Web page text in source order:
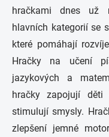
hračkami dnes už
hlavních kategorií se
které pomáhají
Hračky na učení
jazykových a
hračky zapojují
stimulují smysly.
zlepšení jemné